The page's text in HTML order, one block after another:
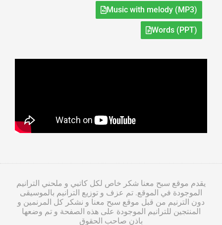
Music with melody (MP3)
Words (PPT)
يقدم موقع سبح معنا شكر خاص لكل كاتبي و ملحني الترانيم
الموجودة في الموقع. تم عزف و توزيع الترانيم بالموسيقى
دون الترنيم من قبل موقع سبح معنا و نشكر كل المرنمين و
المنتجين للترانيم الموجودة على هذه الصفحة و تم وضعها
باذن صاحب الحقوق